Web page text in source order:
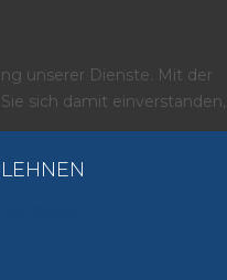
unserer Dienste. Mit der
sich damit einverstanden,